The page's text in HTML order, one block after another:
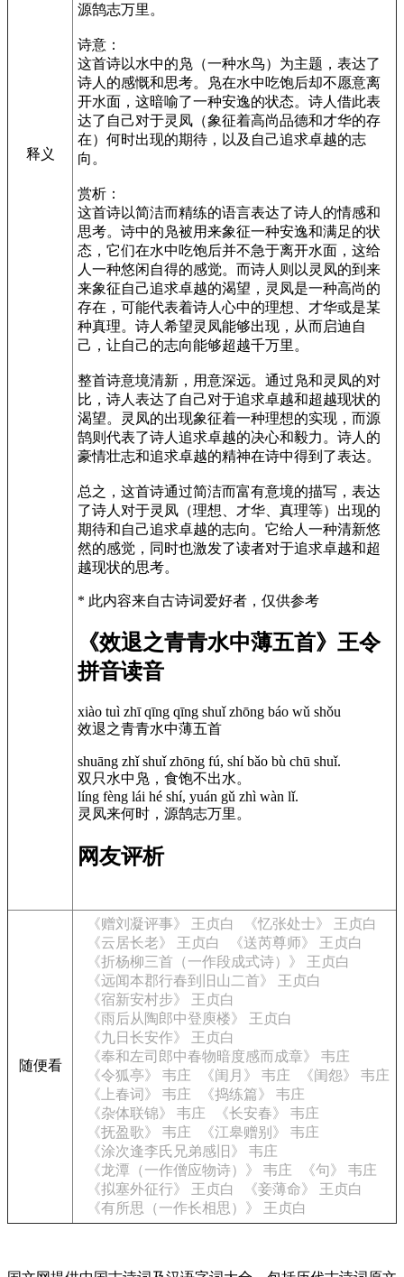
释义
源鹄志万里。
诗意：
这首诗以水中的凫（一种水鸟）为主题，表达了
诗人的感慨和思考。凫在水中吃饱后却不愿意离
开水面，这暗喻了一种安逸的状态。诗人借此表
达了自己对于灵凤（象征着高尚品德和才华的存
在）何时出现的期待，以及自己追求卓越的志
向。
赏析：
这首诗以简洁而精练的语言表达了诗人的情感和
思考。诗中的凫被用来象征一种安逸和满足的状
态，它们在水中吃饱后并不急于离开水面，这给
人一种悠闲自得的感觉。而诗人则以灵凤的到来
来象征自己追求卓越的渴望，灵凤是一种高尚的
存在，可能代表着诗人心中的理想、才华或是某
种真理。诗人希望灵凤能够出现，从而启迪自
己，让自己的志向能够超越千万里。
整首诗意境清新，用意深远。通过凫和灵凤的对
比，诗人表达了自己对于追求卓越和超越现状的
渴望。灵凤的出现象征着一种理想的实现，而源
鹄则代表了诗人追求卓越的决心和毅力。诗人的
豪情壮志和追求卓越的精神在诗中得到了表达。
总之，这首诗通过简洁而富有意境的描写，表达
了诗人对于灵凤（理想、才华、真理等）出现的
期待和自己追求卓越的志向。它给人一种清新悠
然的感觉，同时也激发了读者对于追求卓越和超
越现状的思考。
* 此内容来自古诗词爱好者，仅供参考
《效退之青青水中薄五首》王令
拼音读音
xiào tuì zhī qīng qīng shuǐ zhōng báo wǔ shǒu
效退之青青水中薄五首
shuāng zhǐ shuǐ zhōng fú, shí bǎo bù chū shuǐ.
双只水中凫，食饱不出水。
líng fèng lái hé shí, yuán gǔ zhì wàn lǐ.
灵凤来何时，源鹄志万里。
网友评析
随便看
《赠刘凝评事》 王贞白
《忆张处士》 王贞白
《云居长老》 王贞白
《送芮尊师》 王贞白
《折杨柳三首（一作段成式诗）》 王贞白
《远闻本郡行春到旧山二首》 王贞白
《宿新安村步》 王贞白
《雨后从陶郎中登庾楼》 王贞白
《九日长安作》 王贞白
《奉和左司郎中春物暗度感而成章》 韦庄
《令狐亭》 韦庄
《闺月》 韦庄
《闺怨》 韦庄
《上春词》 韦庄
《捣练篇》 韦庄
《杂体联锦》 韦庄
《长安春》 韦庄
《抚盈歌》 韦庄
《江皋赠别》 韦庄
《涂次逢李氏兄弟感旧》 韦庄
《龙潭（一作僧应物诗）》 韦庄
《句》 韦庄
《拟塞外征行》 王贞白
《妾薄命》 王贞白
《有所思（一作长相思）》 王贞白